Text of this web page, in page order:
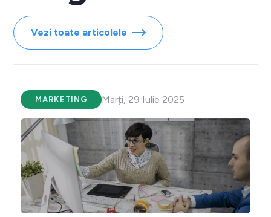
Vezi toate articolele
MARKETING Marți, 29 Iulie 2025